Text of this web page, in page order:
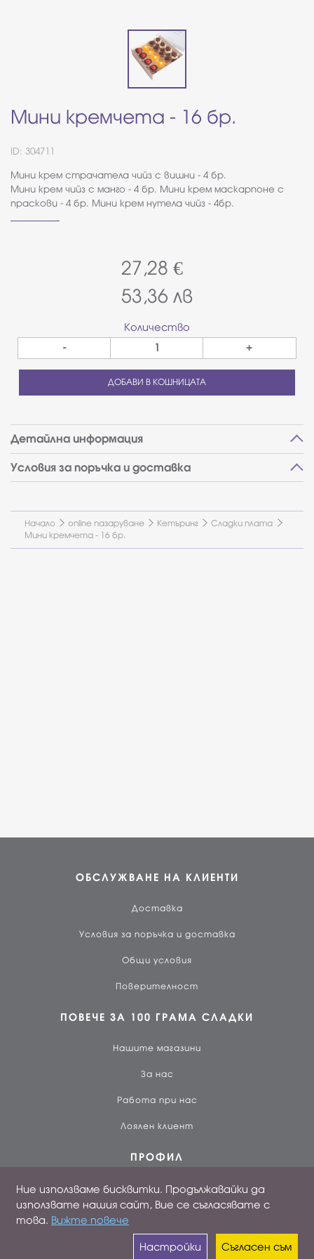
Мини кремчета - 16 бр.
ID: 304711
Мини крем страчатела чийз с вишни - 4 бр.
Мини крем чийз с манго - 4 бр. Мини крем маскарпоне с
праскови - 4 бр. Мини крем нутела чийз - 4бр.
27,28 €
53,36 лв
Количество
- +
ДОБАВИ В КОШНИЦАТА
Детайлна информация
Условия за поръчка и доставка
Начало online пазаруване Кетъринг
Сладки плата
Мини кремчета - 16 бр.
ОБСЛУЖВАНЕ НА КЛИЕНТИ
Доставка
Условия за поръчка и доставка
Общи условия
Поверителност
ПОВЕЧЕ ЗА 100 ГРАМА СЛАДКИ
Нашите магазини
За нас
Работа при нас
Лоялен клиент
ПРОФИЛ
Вход
Ние използваме бисквитки. Продължавайки да
използвате нашия сайт, Вие се съгласявате с
това. Вижте повече
Настройки Съгласен съм